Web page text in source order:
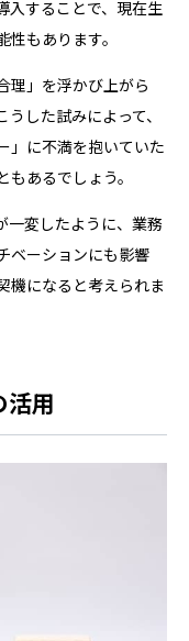
入することで、現在生
もあります。
理」を浮かび上がら
した試みによって、
」に不満を抱いていた
あるでしょう。
一変したように、業務
ベーションにも影響
機になると考えられま
活用